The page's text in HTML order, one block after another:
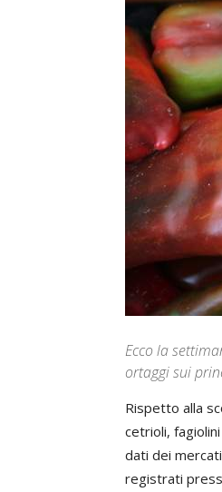
Ecco la
ortaggi sui
Rispetto alla
cetrioli,
dati dei
registrati